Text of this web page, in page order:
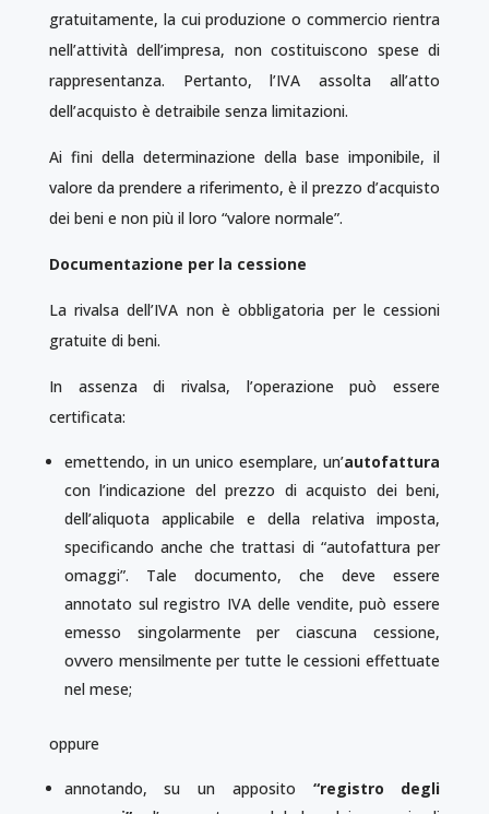
gratuitamente, la cui produzione o commercio rientra
nell’attività dell’impresa, non costituiscono spese di
rappresentanza. Pertanto, l’IVA assolta all’atto
dell’acquisto è detraibile senza limitazioni.
Ai fini della determinazione della base imponibile, il
valore da prendere a riferimento, è il prezzo d’acquisto
dei beni e non più il loro “valore normale”.
Documentazione per la cessione
La rivalsa dell’IVA non è obbligatoria per le cessioni
gratuite di beni.
In assenza di rivalsa, l’operazione può essere
certificata:
emettendo, in un unico esemplare, un’autofattura
con l’indicazione del prezzo di acquisto dei beni,
dell’aliquota applicabile e della relativa imposta,
specificando anche che trattasi di “autofattura per
omaggi”. Tale documento, che deve essere
annotato sul registro IVA delle vendite, può essere
emesso singolarmente per ciascuna cessione,
ovvero mensilmente per tutte le cessioni effettuate
nel mese;
oppure
annotando, su un apposito “registro degli